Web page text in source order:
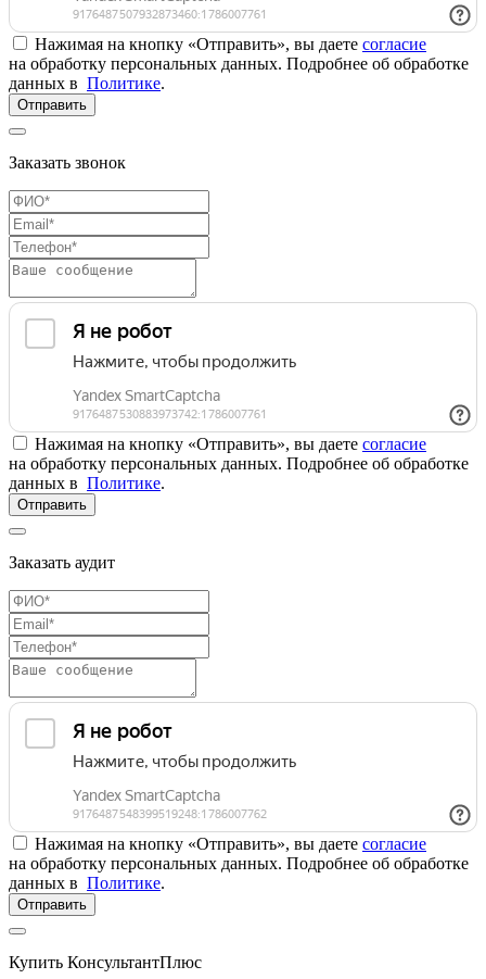
Нажимая на кнопку «Отправить», вы даете согласие
на обработку персональных данных. Подробнее об обработке
данных в Политике.
Отправить
Заказать звонок
Нажимая на кнопку «Отправить», вы даете согласие
на обработку персональных данных. Подробнее об обработке
данных в Политике.
Отправить
Заказать аудит
Нажимая на кнопку «Отправить», вы даете согласие
на обработку персональных данных. Подробнее об обработке
данных в Политике.
Отправить
Купить КонсультантПлюс